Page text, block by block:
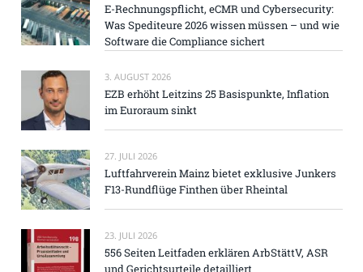
E-Rechnungspflicht, eCMR und Cybersecurity:
Was Spediteure 2026 wissen müssen – und wie
Software die Compliance sichert
3. AUGUST 2026
EZB erhöht Leitzins 25 Basispunkte, Inflation
im Euroraum sinkt
27. JULI 2026
Luftfahrverein Mainz bietet exklusive Junkers
F13-Rundflüge Finthen über Rheintal
23. JULI 2026
556 Seiten Leitfaden erklären ArbStättV, ASR